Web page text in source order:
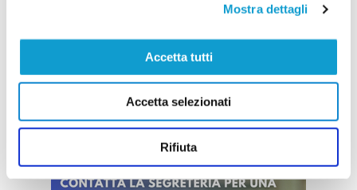
Mostra dettagli
Accetta tutti
Accetta selezionati
Rifiuta